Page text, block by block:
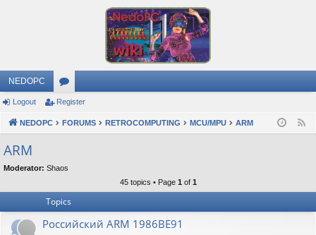
NEDOPC
or
u
s
Logout Register
NEDOPC FORUMS RETROCOMPUTING MCU/MPU ARM
ARM
Moderator: Shaos
45 topics • Page 1 of 1
Topics
Российский ARM 1986ВЕ91